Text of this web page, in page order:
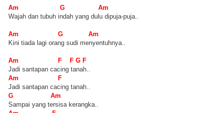
Am G Am
Wajah dan tubuh indah yang dulu dipuja-puja..
Am G Am
Kini tiada lagi orang sudi menyentuhnya..
Am F F G F
Jadi santapan cacing tanah..
Am F
Jadi santapan cacing tanah..
G Am
Sampai yang tersisa kerangka..